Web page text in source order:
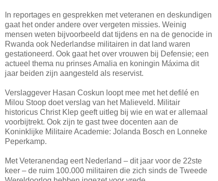
In reportages en gesprekken met veteranen en deskundigen
gaat het onder andere over vergeten missies. Weinig
mensen weten bijvoorbeeld dat tijdens en na de genocide in
Rwanda ook Nederlandse militairen in dat land waren
gestationeerd. Ook gaat het over vrouwen bij Defensie; een
actueel thema nu prinses Amalia en koningin Máxima dit
jaar beiden zijn aangesteld als reservist.
Verslaggever Hasan Coskun loopt mee met het defilé en
Milou Stoop doet verslag van het Malieveld. Militair
historicus Christ Klep geeft uitleg bij wie en wat er allemaal
voorbijtrekt. Ook zijn te gast twee docenten aan de
Koninklijke Militaire Academie: Jolanda Bosch en Lonneke
Peperkamp.
Met Veteranendag eert Nederland – dit jaar voor de 22ste
keer – de ruim 100.000 militairen die zich sinds de Tweede